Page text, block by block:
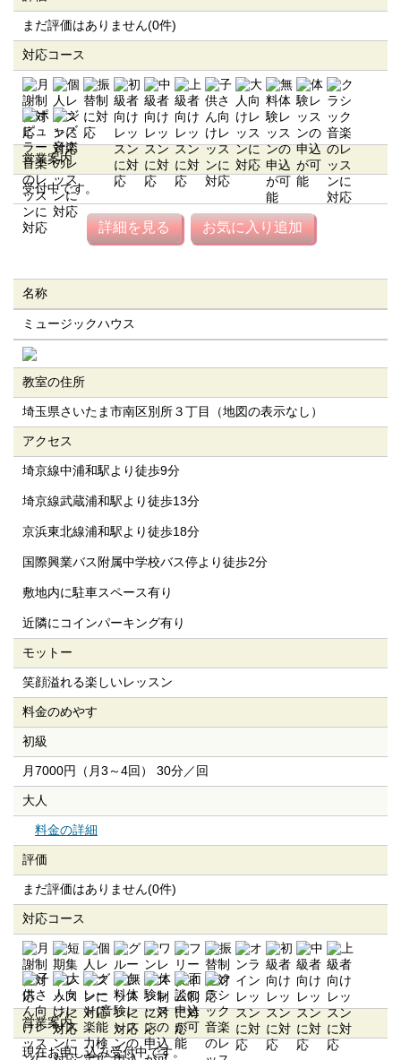
まだ評価はありません(0件)
対応コース
営業案内
受付中です。
詳細を見る お気に入り追加
名称
ミュージックハウス
教室の住所
埼玉県さいたま市南区別所３丁目（地図の表示なし）
アクセス
埼京線中浦和駅より徒歩9分
埼京線武蔵浦和駅より徒歩13分
京浜東北線浦和駅より徒歩18分
国際興業バス附属中学校バス停より徒歩2分
敷地内に駐車スペース有り
近隣にコインパーキング有り
モットー
笑顔溢れる楽しいレッスン
料金のめやす
初級
月7000円（月3～4回） 30分／回
大人
料金の詳細
評価
まだ評価はありません(0件)
対応コース
営業案内
現在お申し込み受付中です。